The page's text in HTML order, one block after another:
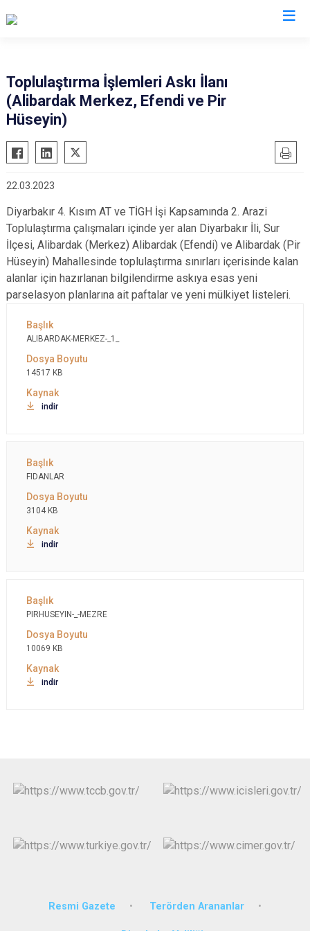
Bismil
Çınar
Eğil
Ergani
Hani
Hazro
Kocaköy
Kayapınar
Yenişehir
Sur
Toplulaştırma İşlemleri Askı İlanı
(Alibardak Merkez, Efendi ve Pir
Hüseyin)
22.03.2023
Diyarbakır 4. Kısım AT ve TİGH İşi Kapsamında 2. Arazi
Toplulaştırma çalışmaları içinde yer alan Diyarbakır İli, Sur
İlçesi, Alibardak (Merkez) Alibardak (Efendi) ve Alibardak (Pir
Hüseyin) Mahallesinde toplulaştırma sınırları içerisinde kalan
alanlar için hazırlanan bilgilendirme askıya esas yeni
parselasyon planlarına ait paftalar ve yeni mülkiyet listeleri.
ALIBARDAK-MERKEZ-_1_
14517 KB
indir
FIDANLAR
3104 KB
indir
PIRHUSEYIN-_-MEZRE
10069 KB
indir
Resmi Gazete Terörden Arananlar